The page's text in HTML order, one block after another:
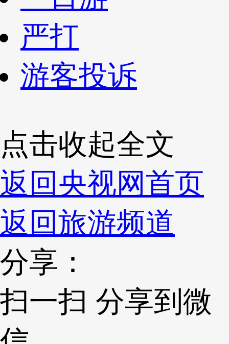
严打
游客投诉
点击收起全文
返回央视网首页
返回旅游频道
分享：
扫一扫 分享到微